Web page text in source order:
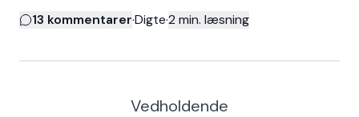
13 kommentarer·Digte·2 min. læsning
Vedholdende